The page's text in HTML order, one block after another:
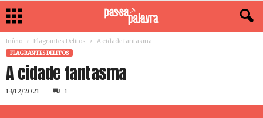
Início Flagrantes Delitos A cidade fantasma
FLAGRANTES DELITOS
A cidade fantasma
13/12/2021 1